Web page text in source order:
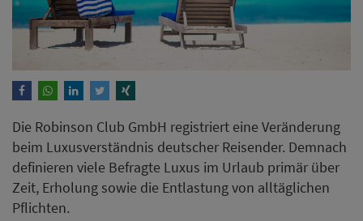
Die Robinson Club GmbH registriert eine Veränderung
beim Luxusverständnis deutscher Reisender. Demnach
definieren viele Befragte Luxus im Urlaub primär über
Zeit, Erholung sowie die Entlastung von alltäglichen
Pflichten.